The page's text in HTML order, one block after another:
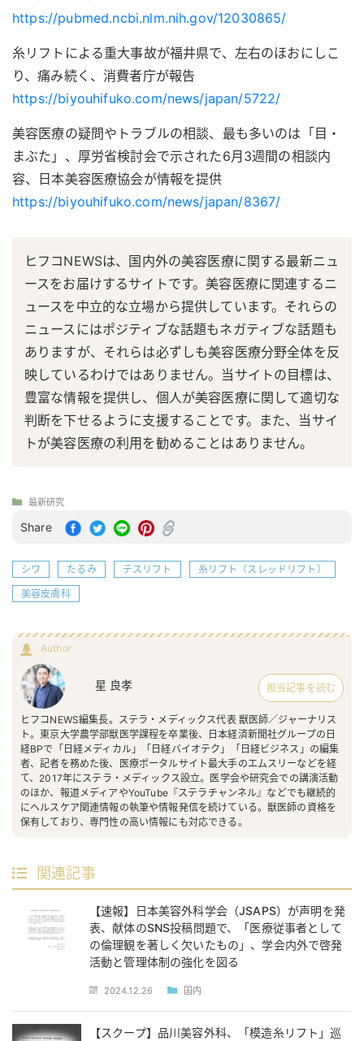
https://pubmed.ncbi.nlm.nih.gov/12030865/
糸リフトによる重大事故が福井県で、左右のほおにしこ
り、痛み続く、消費者庁が報告
https://biyouhifuko.com/news/japan/5722/
美容医療の疑問やトラブルの相談、最も多いのは「目・
まぶた」、厚労省検討会で示された6月3週間の相談内
容、日本美容医療協会が情報を提供
https://biyouhifuko.com/news/japan/8367/
ヒフコNEWSは、国内外の美容医療に関する最新ニュ
ースをお届けするサイトです。美容医療に関連するニ
ュースを中立的な立場から提供しています。それらの
ニュースにはポジティブな話題もネガティブな話題も
ありますが、それらは必ずしも美容医療分野全体を反
映しているわけではありません。当サイトの目標は、
豊富な情報を提供し、個人が美容医療に関して適切な
判断を下せるように支援することです。また、当サイ
トが美容医療の利用を勧めることはありません。
最新研究
Share
シワ たるみ テスリフト
糸リフト（スレッドリフト）
美容皮膚科
Author
星 良孝 担当記事を読む
ヒフコNEWS編集長。ステラ・メディックス代表 獣医師／ジャーナリス
ト。東京大学農学部獣医学課程を卒業後、日本経済新聞社グループの日
経BPで「日経メディカル」「日経バイオテク」「日経ビジネス」の編集
者、記者を務めた後、医療ポータルサイト最大手のエムスリーなどを経
て、2017年にステラ・メディックス設立。医学会や研究会での講演活動
のほか、報道メディアやYouTube『ステラチャンネル』などでも継続的
にヘルスケア関連情報の執筆や情報発信を続けている。獣医師の資格を
保有しており、専門性の高い情報にも対応できる。
関連記事
【速報】日本美容外科学会（JSAPS）が声明を発
表、献体のSNS投稿問題で、「医療従事者として
の倫理観を著しく欠いたもの」、学会内外で啓発
活動と管理体制の強化を図る
2024.12.26 国内
【スクープ】品川美容外科、「模造糸リフト」巡